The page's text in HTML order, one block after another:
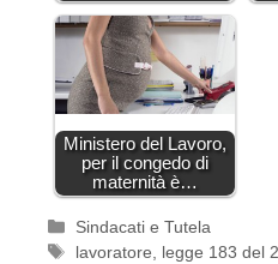
Ministero del Lavoro,
per il congedo di
maternità è…
Categorie
Sindacati e Tutela
Tag
lavoratore legge 183 del